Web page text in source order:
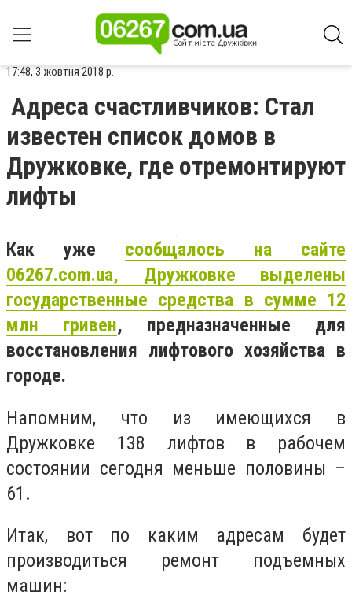
17:48, 3 жовтня 2018 р.
Адреса счастливчиков: Стал
известен список домов в
Дружковке, где отремонтируют
лифты
Как уже сообщалось на сайте
06267.com.ua, Дружковке выделены
государственные средства в сумме 12
млн гривен, предназначенные для
восстановления лифтового хозяйства в
городе.
Напомним, что из имеющихся в
Дружковке 138 лифтов в рабочем
состоянии сегодня меньше половины –
61.
Итак, вот по каким адресам будет
производиться ремонт подъемных
машин: